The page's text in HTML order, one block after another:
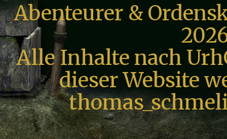
Abenteurer &
Alle Inhalte nach
dieser Website